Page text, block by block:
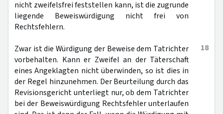
nicht zweifelsfrei feststellen kann, ist die zugrunde
liegende Beweiswürdigung nicht frei von
Rechtsfehlern.
18
Zwar ist die Würdigung der Beweise dem Tatrichter
vorbehalten. Kann er Zweifel an der Täterschaft
eines Angeklagten nicht überwinden, so ist dies in
der Regel hinzunehmen. Der Beurteilung durch das
Revisionsgericht unterliegt nur, ob dem Tatrichter
bei der Beweiswürdigung Rechtsfehler unterlaufen